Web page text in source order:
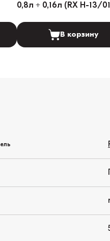
0,8л + 0,16л (RX H-13/
В корзину